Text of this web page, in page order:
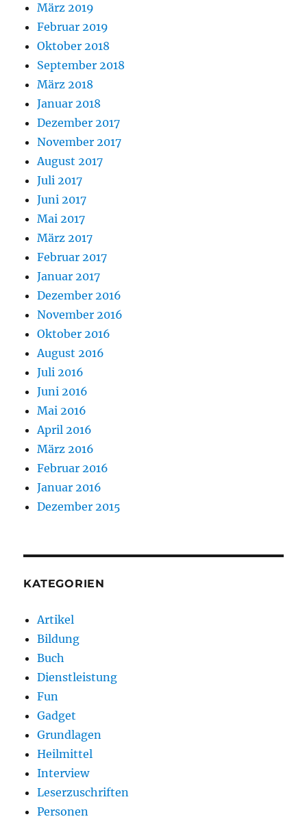
März 2019
Februar 2019
Oktober 2018
September 2018
März 2018
Januar 2018
Dezember 2017
November 2017
August 2017
Juli 2017
Juni 2017
Mai 2017
März 2017
Februar 2017
Januar 2017
Dezember 2016
November 2016
Oktober 2016
August 2016
Juli 2016
Juni 2016
Mai 2016
April 2016
März 2016
Februar 2016
Januar 2016
Dezember 2015
KATEGORIEN
Artikel
Bildung
Buch
Dienstleistung
Fun
Gadget
Grundlagen
Heilmittel
Interview
Leserzuschriften
Personen